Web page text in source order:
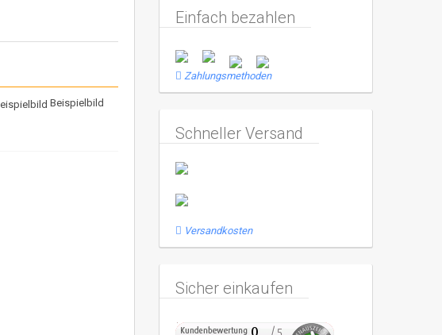
Beispielbild
Einfach bezahlen
Zahlungsmethoden
Schneller Versand
Versandkosten
Sicher einkaufen